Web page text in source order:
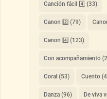
Canción fácil 4️⃣ (33)
Canon 2️⃣ (79)
Canon 4️⃣ (123)
Con acompañamiento
Coral (53) Cuento
Danza(96) De viva